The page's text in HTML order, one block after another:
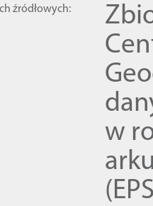
źródłowych:
w